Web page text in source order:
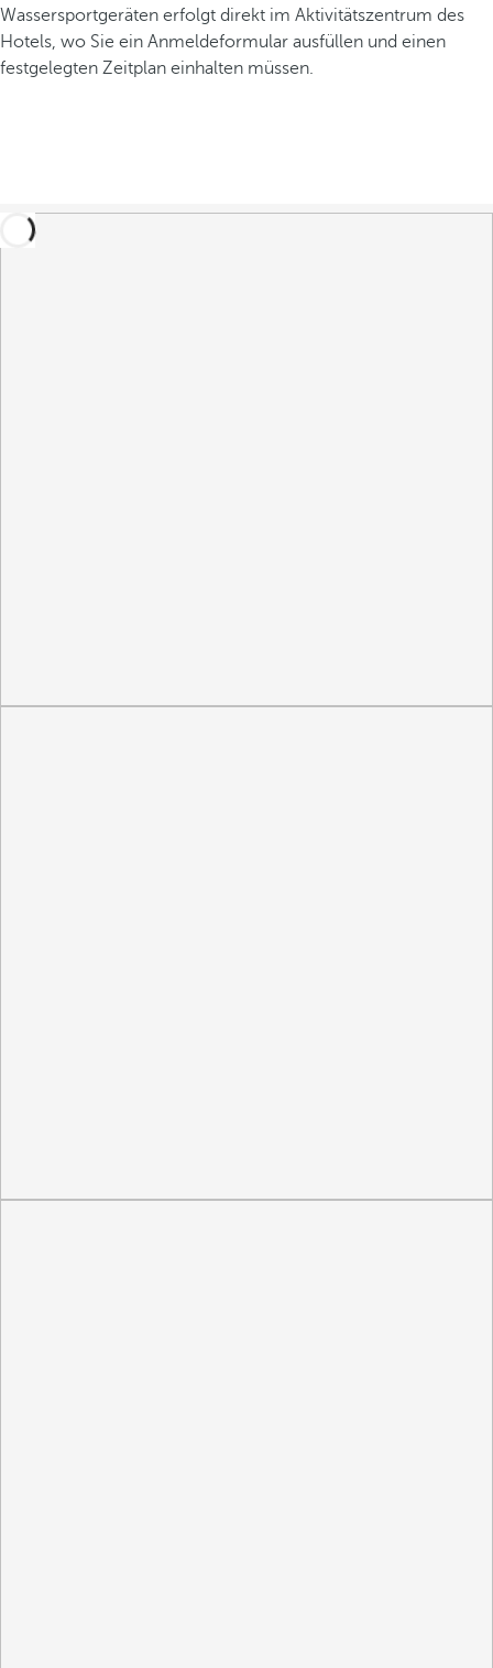
Wassersportgeräten erfolgt direkt im Aktivitätszentrum des
Hotels, wo Sie ein Anmeldeformular ausfüllen und einen
festgelegten Zeitplan einhalten müssen.